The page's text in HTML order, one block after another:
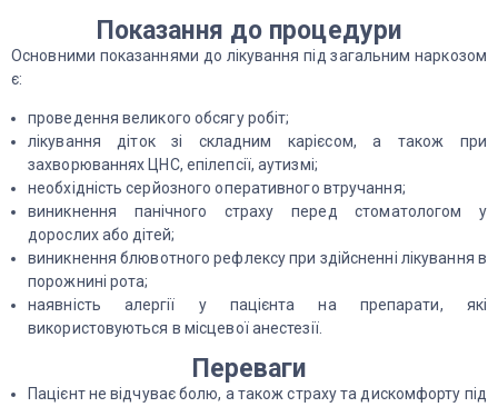
Показання до процедури
Основними показаннями до лікування під загальним наркозом
є:
проведення великого обсягу робіт;
лікування діток зі складним карієсом, а також при
захворюваннях ЦНС, епілепсії, аутизмі;
необхідність серйозного оперативного втручання;
виникнення панічного страху перед стоматологом у
дорослих або дітей;
виникнення блювотного рефлексу при здійсненні лікування в
порожнині рота;
наявність алергії у пацієнта на препарати, які
використовуються в місцевої анестезії.
Переваги
Пацієнт не відчуває болю, а також страху та дискомфорту під